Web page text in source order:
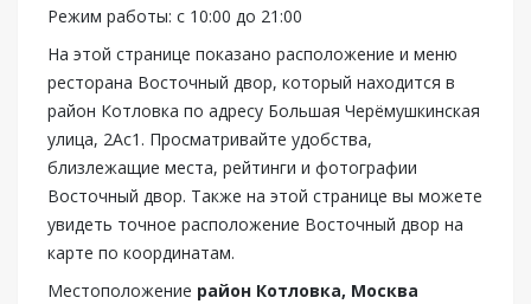
Режим работы: с 10:00 до 21:00
На этой странице показано расположение и меню
ресторана Восточный двор, который находится в
район Котловка по адресу Большая Черёмушкинская
улица, 2Ас1. Просматривайте удобства,
близлежащие места, рейтинги и фотографии
Восточный двор. Также на этой странице вы можете
увидеть точное расположение Восточный двор на
карте по координатам.
Местоположение район Котловка, Москва